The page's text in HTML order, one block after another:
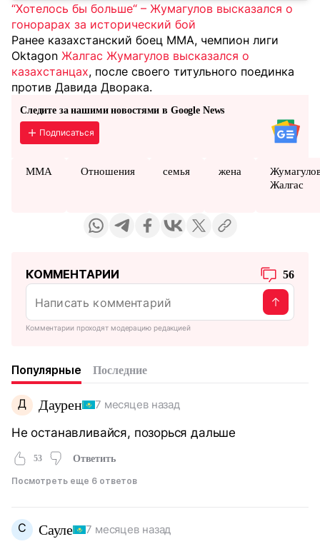
“Хотелось бы больше“ – Жумагулов высказался о
гонорарах за исторический бой
Ранее казахстанский боец MMA, чемпион лиги
Oktagon Жалгас Жумагулов высказался о
казахстанцах, после своего титульного поединка
против Давида Дворака.
Следите за нашими новостями в Google News
Подписаться
MMA Отношения семья жена
Жалгас
КОММЕНТАРИИ 56
Комментарии проходят модерацию редакцией
Популярные Последние
Д Даурен 7 месяцев назад
Не останавливайся, позорься дальше
53 Ответить
Посмотреть еще 6 ответов
С Сауле 7 месяцев назад